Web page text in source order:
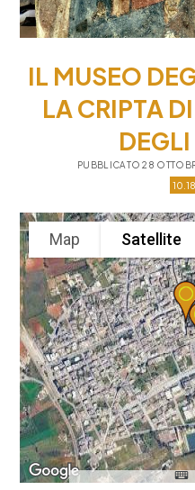
IL MUSEO
LA CRIPTA
PUBBLICATO 28
Map Satellite